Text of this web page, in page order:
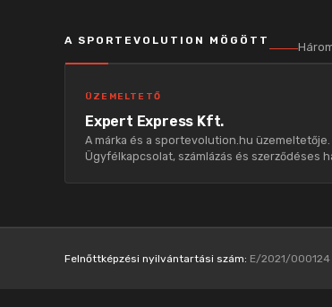
A SPORTEVOLUTION MÖGÖTT
ÜZEMELTETŐ
Expert Express Kft.
A márka és a sportevolution.hu üzemeltetője.
Ügyfélkapcsolat, számlázás és szerződéses
Felnőttképzési nyilvántartási szám: E/2021/